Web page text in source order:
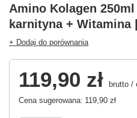
Amino Kolagen 250ml
karnityna + Witamina
+ Dodaj do porównania
119,90 zł brutto /
Cena sugerowana: 119,90 zł